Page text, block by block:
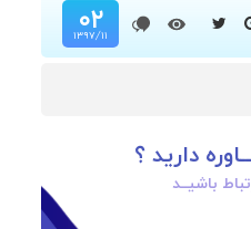
۰۲
۱۳۹۷/۱۱
دارید ؟
باشیــد